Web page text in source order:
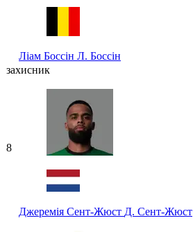
Ліам Боссін Л. Боссін
захисник
8
Джеремія Сент-Жюст Д. Сент-Жюст